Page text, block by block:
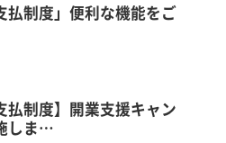
払制度」便利な機能をご
払制度】開業支援キャン
しま…